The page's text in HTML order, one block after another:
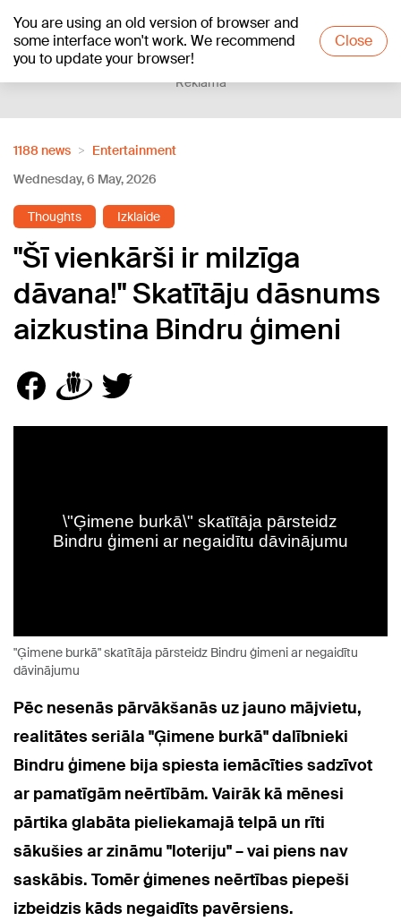
You are using an old version of browser and
some interface won't work. We recommend
you to update your browser!
Close
+16°C
Reklāma
1188 news
Entertainment
Wednesday, 6 May, 2026
Thoughts Izklaide
"Šī vienkārši ir milzīga
dāvana!" Skatītāju dāsnums
aizkustina Bindru ģimeni
"Ģimene burkā" skatītāja pārsteidz Bindru ģimeni ar negaidītu
dāvinājumu
Pēc nesenās pārvākšanās uz jauno mājvietu,
realitātes seriāla "Ģimene burkā" dalībnieki
Bindru ģimene bija spiesta iemācīties sadzīvot
ar pamatīgām neērtībām. Vairāk kā mēnesi
pārtika glabāta pieliekamajā telpā un rīti
sākušies ar zināmu "loteriju" – vai piens nav
saskābis. Tomēr ģimenes neērtības piepeši
izbeidzis kāds negaidīts pavērsiens.